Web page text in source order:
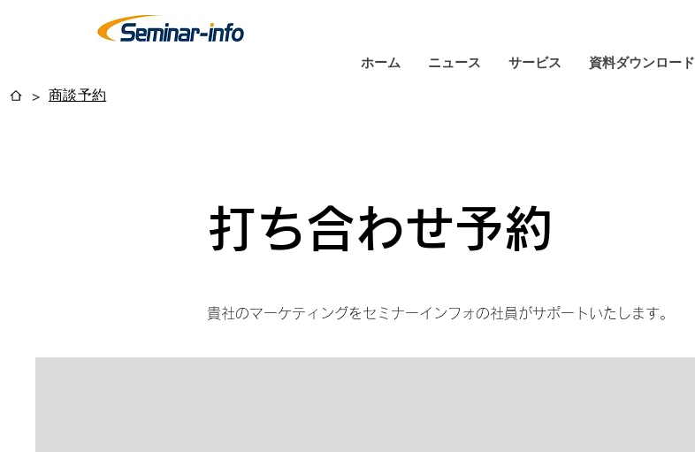
ホーム ニュース サービス 資料ダウンロード
> 商談予約
打ち合わせ予約
​貴社のマーケティングをセミナーインフォの社員がサポートいたします。